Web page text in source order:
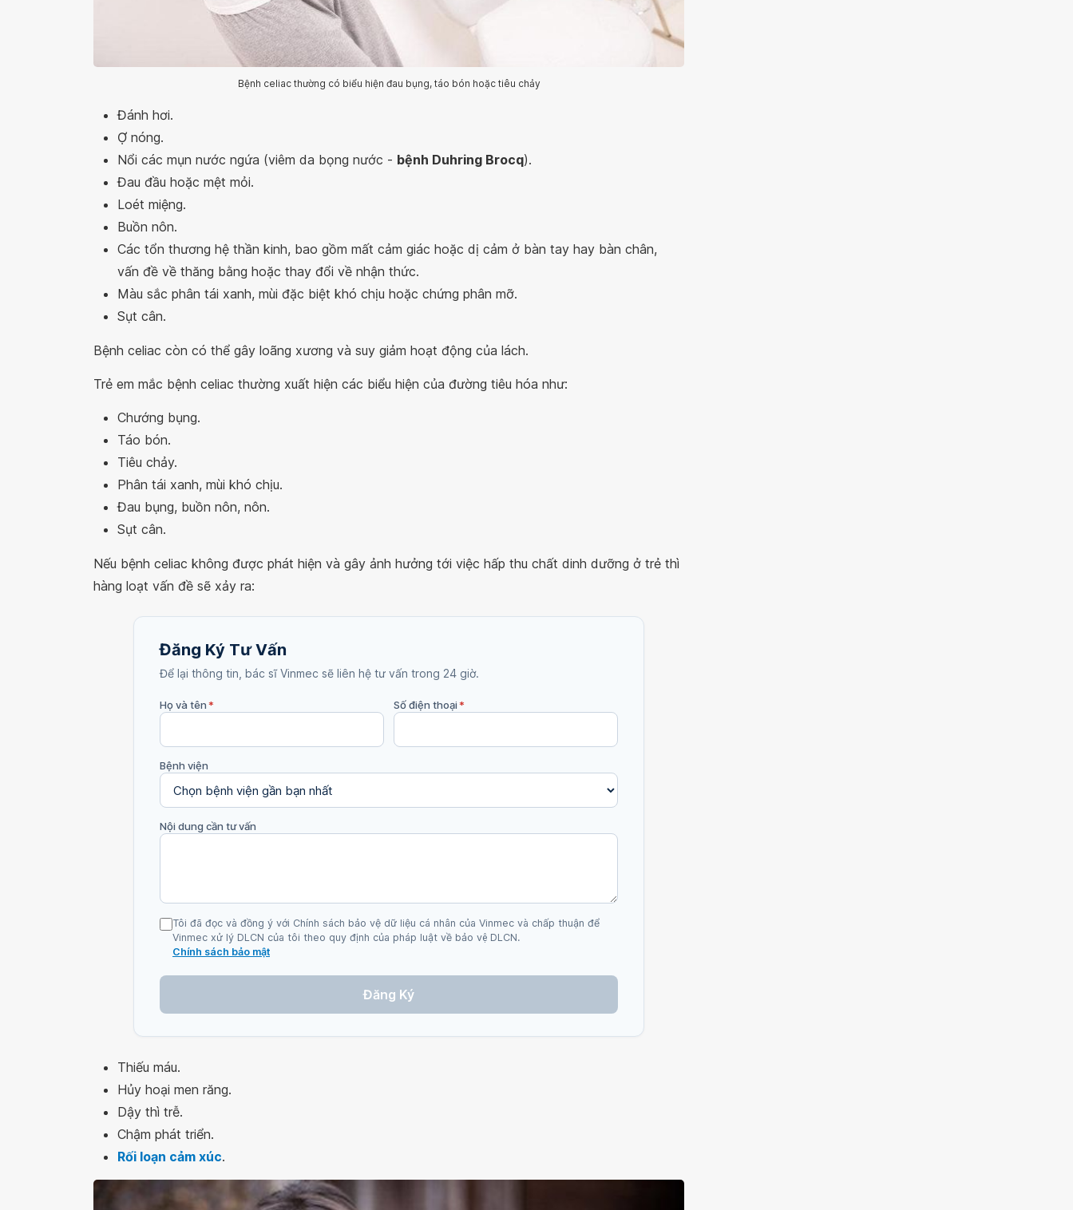
Bệnh celiac thường có biểu hiện đau bụng, táo bón hoặc tiêu chảy
Đánh hơi.
Ợ nóng.
Nổi các mụn nước ngứa (viêm da bọng nước - bệnh Duhring Brocq).
Đau đầu hoặc mệt mỏi.
Loét miệng.
Buồn nôn.
Các tổn thương hệ thần kinh, bao gồm mất cảm giác hoặc dị cảm ở bàn tay hay bàn chân,
vấn đề về thăng bằng hoặc thay đổi về nhận thức.
Màu sắc phân tái xanh, mùi đặc biệt khó chịu hoặc chứng phân mỡ.
Sụt cân.
Bệnh celiac còn có thể gây loãng xương và suy giảm hoạt động của lách.
Trẻ em mắc bệnh celiac thường xuất hiện các biểu hiện của đường tiêu hóa như:
Chướng bụng.
Táo bón.
Tiêu chảy.
Phân tái xanh, mùi khó chịu.
Đau bụng, buồn nôn, nôn.
Sụt cân.
Nếu bệnh celiac không được phát hiện và gây ảnh hưởng tới việc hấp thu chất dinh dưỡng ở trẻ thì
hàng loạt vấn đề sẽ xảy ra:
Đăng Ký Tư Vấn
Để lại thông tin, bác sĩ Vinmec sẽ liên hệ tư vấn trong 24 giờ.
Họ và tên* Số điện thoại*
Bệnh viện
Nội dung cần tư vấn
Tôi đã đọc và đồng ý với Chính sách bảo vệ dữ liệu cá nhân của Vinmec và chấp thuận để
Vinmec xử lý DLCN của tôi theo quy định của pháp luật về bảo vệ DLCN.
Chính sách bảo mật
Đăng Ký
Thiếu máu.
Hủy hoại men răng.
Dậy thì trễ.
Chậm phát triển.
Rối loạn cảm xúc.